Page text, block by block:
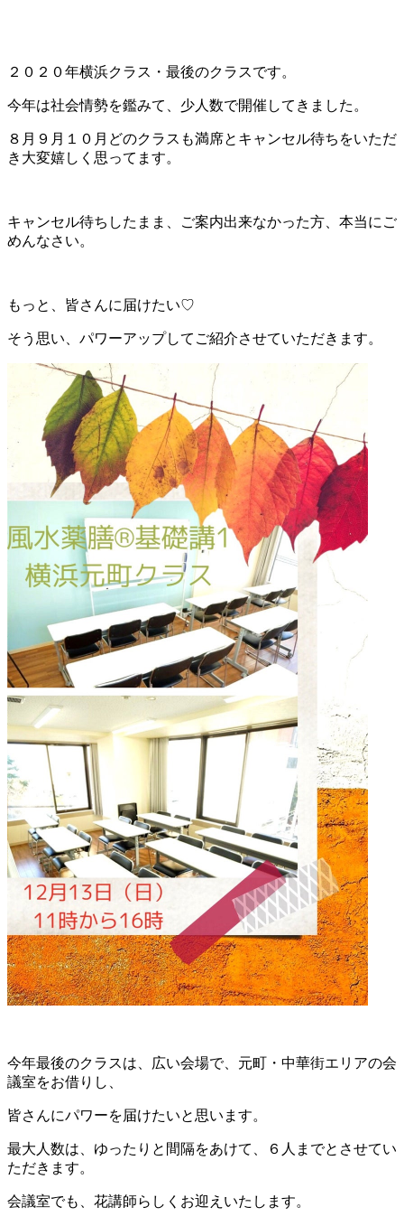
２０２０年横浜クラス・最後のクラスです。
今年は社会情勢を鑑みて、少人数で開催してきました。
８月９月１０月どのクラスも満席とキャンセル待ちをいただ
き大変嬉しく思ってます。
キャンセル待ちしたまま、ご案内出来なかった方、本当にご
めんなさい。
もっと、皆さんに届けたい♡
そう思い、パワーアップしてご紹介させていただきます。
今年最後のクラスは、広い会場で、元町・中華街エリアの会
議室をお借りし、
皆さんにパワーを届けたいと思います。
最大人数は、ゆったりと間隔をあけて、６人までとさせてい
ただきます。
会議室でも、花講師らしくお迎えいたします。